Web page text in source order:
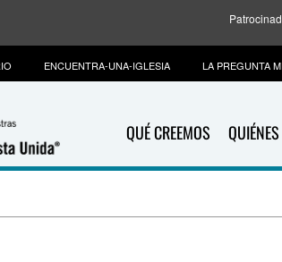
QUÉ CREEMOS
ENCUENTRA-UNA-IGLESIA LA PREGUNTA